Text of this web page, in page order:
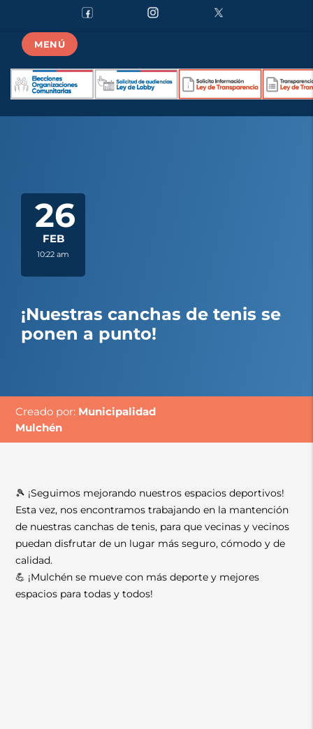
MENÚ
26
FEB
10:22 am
¡Nuestras canchas de tenis se
ponen a punto!
Creado por: Municipalidad
Mulchén
🎾 ¡Seguimos mejorando nuestros espacios deportivos!
Esta vez, nos encontramos trabajando en la mantención
de nuestras canchas de tenis, para que vecinas y vecinos
puedan disfrutar de un lugar más seguro, cómodo y de
calidad.
💪 ¡Mulchén se mueve con más deporte y mejores
espacios para todas y todos!